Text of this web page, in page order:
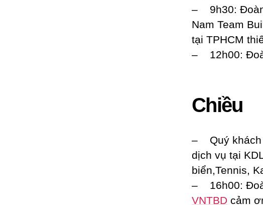
– 9h30: Đoàn
Nam Team
tại TPHCM
– 12h00:
Chiều
– Quý khách
dịch vụ tại
biển,Tennis,
– 16h00:
VNTBD cảm